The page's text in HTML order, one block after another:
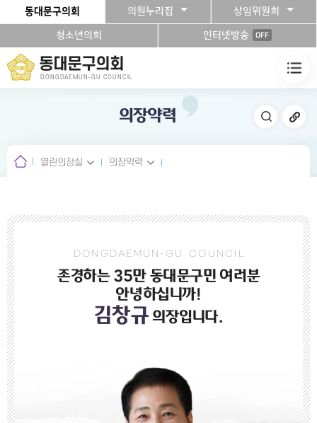
본문바로가기
동대문구의회 의원누리집 상임위원회
청소년의회 인터넷방송 OFF
동대문구의회
DONGDAEMUN-GU COUNCIL
의장약력
열린의장실 의장약력
D O N G D A E M U N - G U C O U N C I L
존경하는 35만 동대문구민 여러분
안녕하십니까!
김창규 의장입니다.